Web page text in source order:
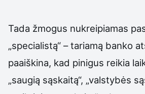
Tada žmogus nukreipiamas
„specialistą“ – tariamą banko
paaiškina, kad pinigus reikia
„saugią sąskaitą“, „valstybės